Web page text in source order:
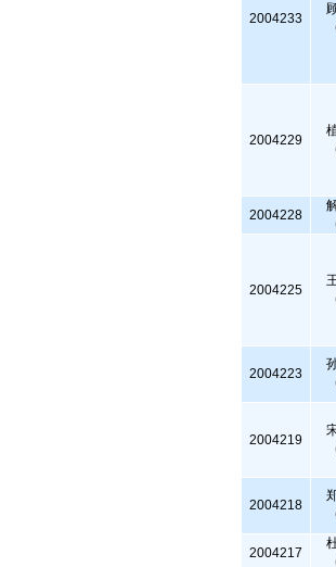
2004233
2004229
2004228
2004225
2004223
2004219
2004218
2004217